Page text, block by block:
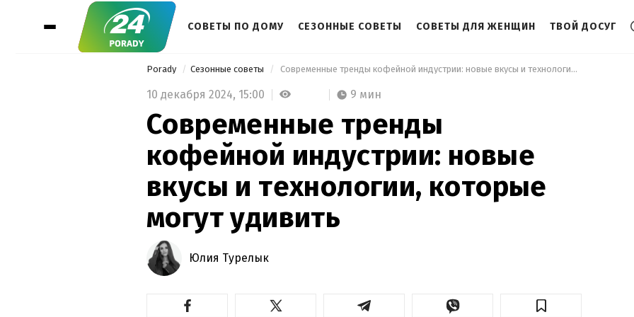
СОВЕТЫ ПО ДОМУ СЕЗОННЫЕ СОВЕТЫ СОВЕТЫ ДЛЯ ЖЕНЩИН ТВОЙ ДОСУГ
Porady Сезонные советы Современные тренды кофейной индустрии: новые вкусы и технологии, которые могут удивить
10 декабря 2024, 15:00 9 мин
Современные тренды
кофейной индустрии: новые
вкусы и технологии, которые
могут удивить
Юлия Турелык